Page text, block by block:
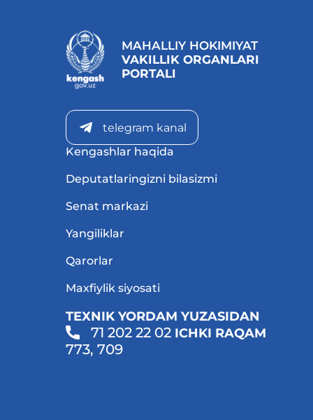
MAHALLIY HOKIMIYAT
VAKILLIK ORGANLARI
PORTALI
telegram kanal
Kengashlar haqida
Deputatlaringizni bilasizmi
Senat markazi
Yangiliklar
Qarorlar
Maxfiylik siyosati
TEXNIK YORDAM YUZASIDAN
71 202 22 02 ICHKI RAQAM
773, 709